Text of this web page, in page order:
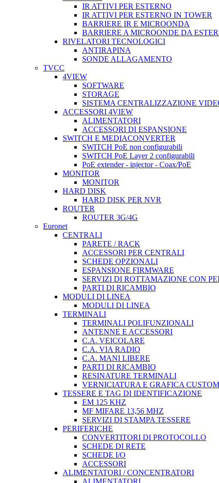
IR ATTIVI PER ESTERNO
IR ATTIVI PER ESTERNO IN TOWER
BARRIERE IR E MICROONDA
BARRIERE A MICROONDE DA
RIVELATORI TECNOLOGICI
ANTIRAPINA
SONDE ALLAGAMENTO
TVCC
4VIEW
SOFTWARE
STORAGE
SISTEMA CENTRALIZZAZIONE
ACCESSORI 4VIEW
ALIMENTATORI
ACCESSORI DI ESPANSIONE
SWITCH E MEDIACONVERTER
SWITCH PoE non configurabili
SWITCH PoE Layer 2 configurabili
PoE extender - injector - Coax/PoE
MONITOR
MONITOR
HARD DISK
HARD DISK PER NVR
ROUTER
ROUTER 3G/4G
Euronet
CENTRALI
PARETE / RACK
ACCESSORI PER CENTRALI
SCHEDE OPZIONALI
ESPANSIONE FIRMWARE
SERVIZI DI ROTTAMAZIONE CON
PARTI DI RICAMBIO
MODULI DI LINEA
MODULI DI LINEA
TERMINALI
TERMINALI POLIFUNZIONALI
ANTENNE E ACCESSORI
C.A. VEICOLARE
C.A. VIA RADIO
C.A. MANI LIBERE
PARTI DI RICAMBIO
RESINATURE TERMINALI
VERNICIATURA E GRAFICA CUSTOM
TESSERE E TAG DI IDENTIFICAZIONE
EM 125 KHZ
MF MIFARE 13,56 MHZ
SERVIZI DI STAMPA TESSERE
PERIFERICHE
CONVERTITORI DI PROTOCOLLO
SCHEDE DI RETE
SCHEDE I/O
ACCESSORI
ALIMENTATORI / CONCENTRATORI
ALIMENTATORI